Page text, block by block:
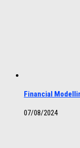
Financial
07/08/2024